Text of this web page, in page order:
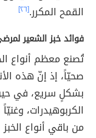
القمح المكرر.[٢٦]
فوائد خبز الشعير
تُصنع معظم أنواع
صحيّاً، إذ إنّ هذه
بشكلٍ سريع، في
الكربوهيدرات،
من باقي أنواع